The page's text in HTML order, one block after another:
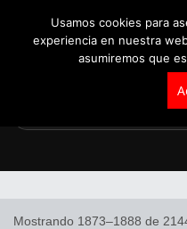
Mostrando 1873–1888 de
Usamos cookies para
experiencia en nuestra
asumiremos que